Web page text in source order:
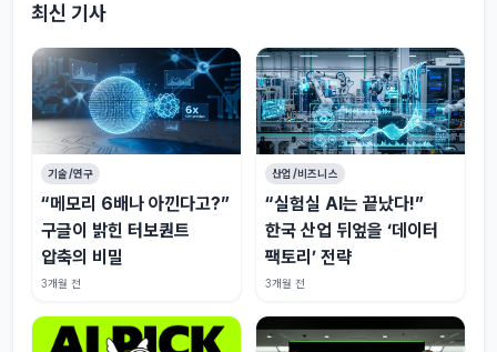
최신 기사
기술/연구
“메모리 6배나 아낀다고?”
구글이 밝힌 터보퀀트
압축의 비밀
3개월 전
산업/비즈니스
“실험실 AI는 끝났다!”
한국 산업 뒤엎을 ‘데이터
팩토리’ 전략
3개월 전